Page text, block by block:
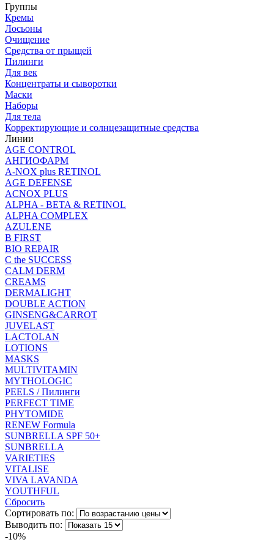
Группы
Кремы
Лосьоны
Очищение
Средства от прыщей
Пилинги
Для век
Концентраты и сыворотки
Маски
Наборы
Для тела
Корректирующие и солнцезащитные средства
Линии
AGE CONTROL
АНГИОФАРМ
A-NOX plus RETINOL
AGE DEFENSE
ACNOX PLUS
ALPHA - BETA & RETINOL
ALPHA COMPLEX
AZULENE
B FIRST
BIO REPAIR
C the SUCCESS
CALM DERM
CREAMS
DERMALIGHT
DOUBLE ACTION
GINSENG&CARROT
JUVELAST
LACTOLAN
LOTIONS
MASKS
MULTIVITAMIN
MYTHOLOGIC
PEELS / Пилинги
PERFECT TIME
PHYTOMIDE
RENEW Formula
SUNBRELLA SPF 50+
SUNBRELLA
VARIETIES
VITALISE
VIVA LAVANDA
YOUTHFUL
Сбросить
Сортировать по:
Выводить по:
-10%